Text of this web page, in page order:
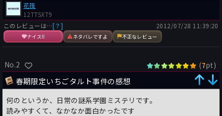
花筏
12TTSXT9
このレビューは…[？]
ナイス!! ネタバレですよ 不正なレビュー
2012/07/28 11:39:20
No.2 (7pt)
春期限定いちごタルト事件の感想
何のというか、日常の謎系学園ミステリです。
読みやすくて、なかなか面白かったです